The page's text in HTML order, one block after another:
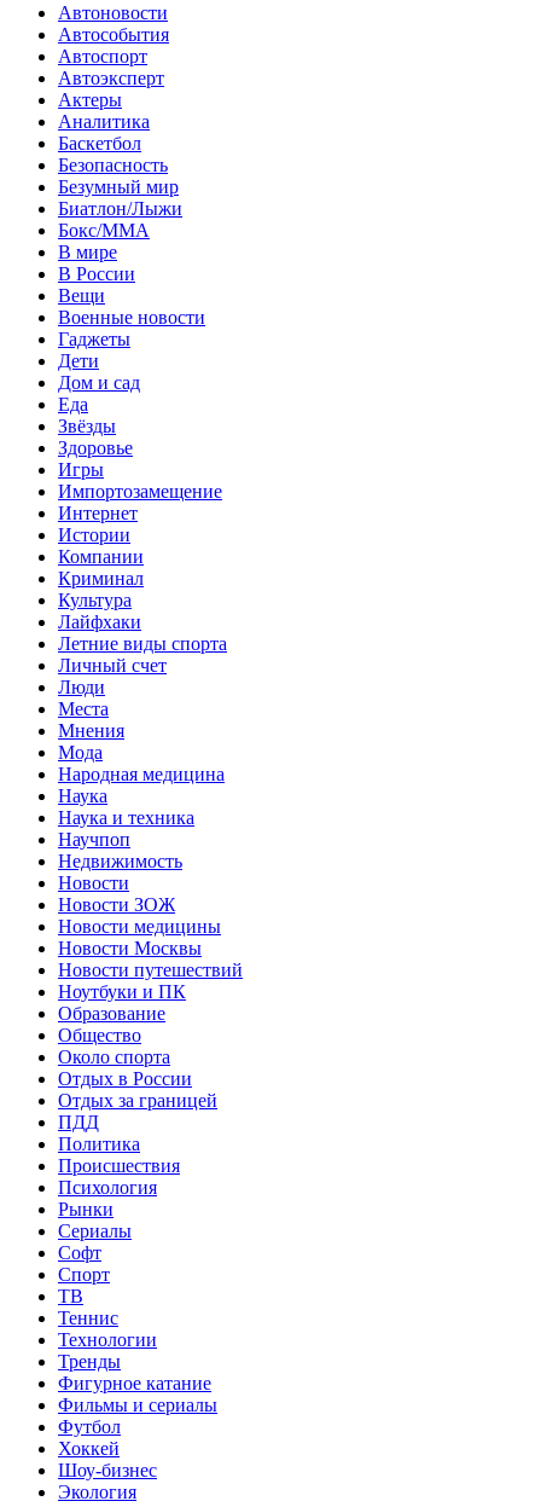
Автоновости
Автособытия
Автоспорт
Автоэксперт
Актеры
Аналитика
Баскетбол
Безопасность
Безумный мир
Биатлон/Лыжи
Бокс/MMA
В мире
В России
Вещи
Военные новости
Гаджеты
Дети
Дом и сад
Еда
Звёзды
Здоровье
Игры
Импортозамещение
Интернет
Истории
Компании
Криминал
Культура
Лайфхаки
Летние виды спорта
Личный счет
Люди
Места
Мнения
Мода
Народная медицина
Наука
Наука и техника
Научпоп
Недвижимость
Новости
Новости ЗОЖ
Новости медицины
Новости Москвы
Новости путешествий
Ноутбуки и ПК
Образование
Общество
Около спорта
Отдых в России
Отдых за границей
ПДД
Политика
Происшествия
Психология
Рынки
Сериалы
Софт
Спорт
ТВ
Теннис
Технологии
Тренды
Фигурное катание
Фильмы и сериалы
Футбол
Хоккей
Шоу-бизнес
Экология